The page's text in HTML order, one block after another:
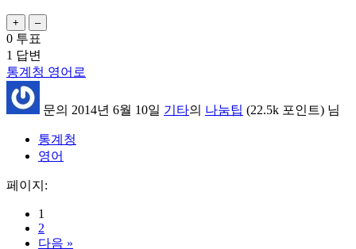
0 투표
1 답변
통계청 영어로
문의 2014년 6월 10일 기타의 나눔팁 (22.5k 포인트) 님
통계청
영어
페이지:
1
2
다음 »